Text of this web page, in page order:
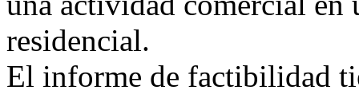
residencial.
El informe de factibilidad